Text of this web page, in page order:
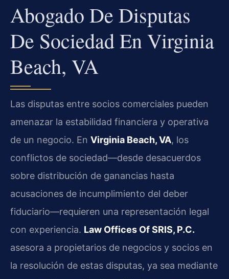
Abogado De Disputas
De Sociedad En Virginia
Beach, VA
Las disputas entre socios comerciales pueden
amenazar la estabilidad financiera y operativa
de un negocio. En Virginia Beach, VA, los
conflictos de sociedad—desde desacuerdos
sobre distribución de ganancias hasta
acusaciones de incumplimiento del deber
fiduciario—requieren una representación legal
con experiencia. Law Offices Of SRIS, P.C.
asesora a propietarios de negocios y socios en
la resolución de estas disputas, ya sea mediante